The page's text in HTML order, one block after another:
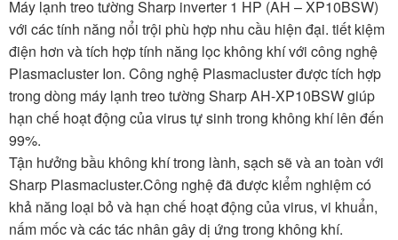
Máy lạnh treo tường Sharp inverter 1 HP (AH – XP10BSW)
với các tính năng nổi trội phù hợp nhu cầu hiện đại. tiết kiệm
điện hơn và tích hợp tính năng lọc không khí với công nghệ
Plasmacluster Ion. Công nghệ Plasmacluster được tích hợp
trong dòng máy lạnh treo tường Sharp AH-XP10BSW giúp
hạn chế hoạt động của virus tự sinh trong không khí lên đến
99%.
Tận hưởng bầu không khí trong lành, sạch sẽ và an toàn với
Sharp Plasmacluster.Công nghệ đã được kiểm nghiệm có
khả năng loại bỏ và hạn chế hoạt động của virus, vi khuẩn,
nấm mốc và các tác nhân gây dị ứng trong không khí.